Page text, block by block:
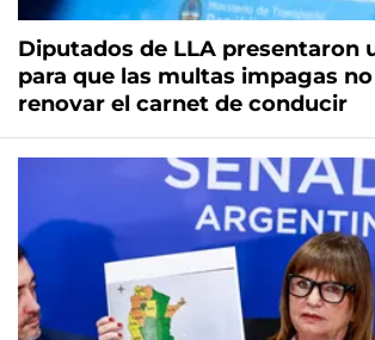
Diputados de LLA presentaron
para que las multas impagas
renovar el carnet de conducir